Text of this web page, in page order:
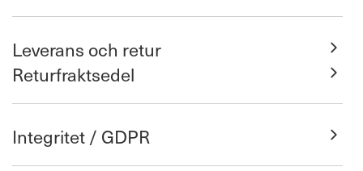
Leverans och retur
Returfraktsedel
Integritet / GDPR